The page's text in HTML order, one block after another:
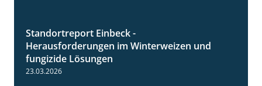
7:08
Standortreport Einbeck -
Herausforderungen im Winterweizen und
fungizide Lösungen
23.03.2026